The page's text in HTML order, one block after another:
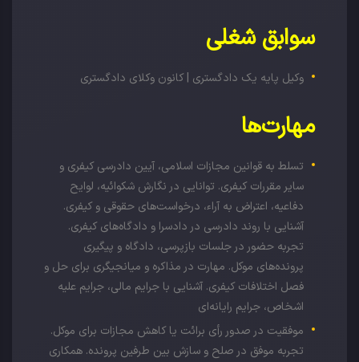
سوابق شغلی
وکیل پایه یک دادگستری | کانون وکلای دادگستری
مهارت‌ها
تسلط به قوانین مجازات اسلامی، آیین دادرسی کیفری و
سایر مقررات کیفری. توانایی در نگارش شکوائیه، لوایح
دفاعیه، اعتراض به آراء، درخواست‌های حقوقی و کیفری.
آشنایی با روند دادرسی در دادسرا و دادگاه‌های کیفری.
تجربه حضور در جلسات بازپرسی، دادگاه و پیگیری
پرونده‌های موکل. مهارت در مذاکره و میانجیگری برای حل و
فصل اختلافات کیفری. آشنایی با جرایم مالی، جرایم علیه
اشخاص، جرایم رایانه‌ای
موفقیت در صدور رأی برائت یا کاهش مجازات برای موکل.
تجربه موفق در صلح و سازش بین طرفین پرونده. همکاری